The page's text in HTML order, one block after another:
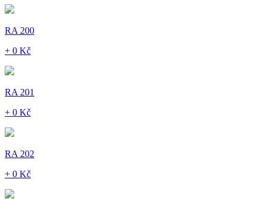
RA 200
+ 0 Kč
RA 201
+ 0 Kč
RA 202
+ 0 Kč